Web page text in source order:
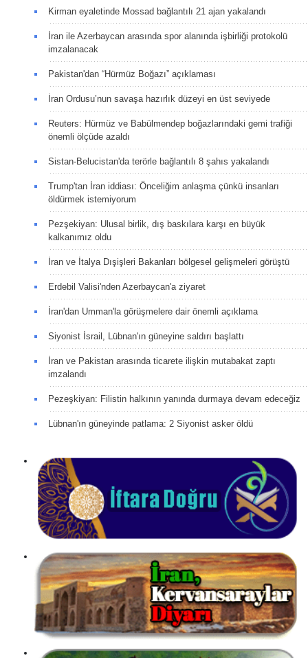
Kirman eyaletinde Mossad bağlantılı 21 ajan yakalandı
İran ile Azerbaycan arasında spor alanında işbirliği protokolü
imzalanacak
Pakistan'dan “Hürmüz Boğazı” açıklaması
İran Ordusu’nun savaşa hazırlık düzeyi en üst seviyede
Reuters: Hürmüz ve Babülmendep boğazlarındaki gemi trafiği
önemli ölçüde azaldı
Sistan-Belucistan'da terörle bağlantılı 8 şahıs yakalandı
Trump'tan İran iddiası: Önceliğim anlaşma çünkü insanları
öldürmek istemiyorum
Pezşekiyan: Ulusal birlik, dış baskılara karşı en büyük
kalkanımız oldu
İran ve İtalya Dışişleri Bakanları bölgesel gelişmeleri görüştü
Erdebil Valisi'nden Azerbaycan'a ziyaret
İran'dan Umman'la görüşmelere dair önemli açıklama
Siyonist İsrail, Lübnan'ın güneyine saldırı başlattı
İran ve Pakistan arasında ticarete ilişkin mutabakat zaptı
imzalandı
Pezeşkiyan: Filistin halkının yanında durmaya devam edeceğiz
Lübnan'ın güneyinde patlama: 2 Siyonist asker öldü